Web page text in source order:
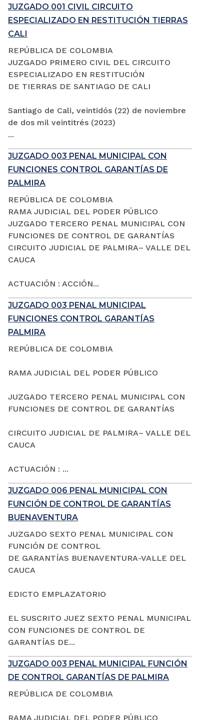
JUZGADO 001 CIVIL CIRCUITO
ESPECIALIZADO EN RESTITUCIÓN TIERRAS
CALI
REPÚBLICA DE COLOMBIA
JUZGADO PRIMERO CIVIL DEL CIRCUITO
ESPECIALIZADO EN RESTITUCIÓN
DE TIERRAS DE SANTIAGO DE CALI
Santiago de Cali, veintidós (22) de noviembre
de dos mil veintitrés (2023)
...
JUZGADO 003 PENAL MUNICIPAL CON
FUNCIONES CONTROL GARANTÍAS DE
PALMIRA
REPÚBLICA DE COLOMBIA
RAMA JUDICIAL DEL PODER PÚBLICO
JUZGADO TERCERO PENAL MUNICIPAL CON
FUNCIONES DE CONTROL DE GARANTÍAS
CIRCUITO JUDICIAL DE PALMIRA– VALLE DEL
CAUCA
ACTUACIÓN : ACCIÓN...
JUZGADO 003 PENAL MUNICIPAL
FUNCIONES CONTROL GARANTÍAS
PALMIRA
REPÚBLICA DE COLOMBIA
RAMA JUDICIAL DEL PODER PÚBLICO
JUZGADO TERCERO PENAL MUNICIPAL CON
FUNCIONES DE CONTROL DE GARANTÍAS
CIRCUITO JUDICIAL DE PALMIRA– VALLE DEL
CAUCA
ACTUACIÓN : ...
JUZGADO 006 PENAL MUNICIPAL CON
FUNCIÓN DE CONTROL DE GARANTÍAS
BUENAVENTURA
JUZGADO SEXTO PENAL MUNICIPAL CON
FUNCIÓN DE CONTROL
DE GARANTÍAS BUENAVENTURA-VALLE DEL
CAUCA
EDICTO EMPLAZATORIO
EL SUSCRITO JUEZ SEXTO PENAL MUNICIPAL
CON FUNCIONES DE CONTROL DE
GARANTÍAS DE...
JUZGADO 003 PENAL MUNICIPAL FUNCIÓN
DE CONTROL GARANTÍAS DE PALMIRA
REPÚBLICA DE COLOMBIA
RAMA JUDICIAL DEL PODER PÚBLICO